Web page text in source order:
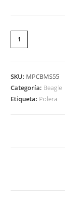
SKU: MPCBMS55
Categoría: Beagle
Etiqueta: Polera